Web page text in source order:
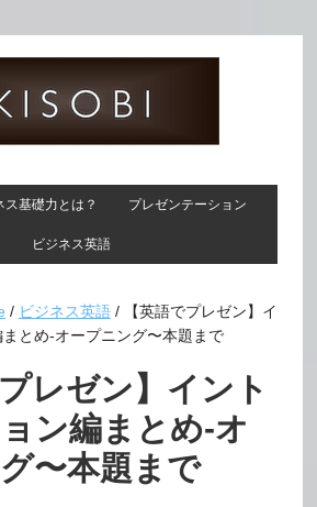
ス基礎力とは？ プレゼンテーション
ビジネス英語
/ ビジネス英語 /【英語でプレゼン】イ
とめ-オープニング〜本題まで
プレゼン】イント
ン編まとめ-オ
〜本題まで